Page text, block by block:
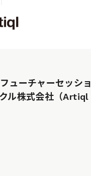
ューチャーセッショ
ル株式会社（Artiql